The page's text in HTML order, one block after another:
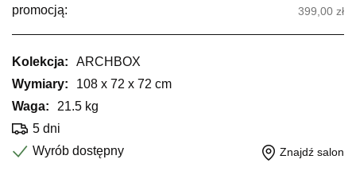
promocją:
399,00 zł
Kolekcja:
ARCHBOX
Wymiary:
108 x 72 x 72 cm
Waga:
21.5 kg
5 dni
Wyrób dostępny
Znajdź salon